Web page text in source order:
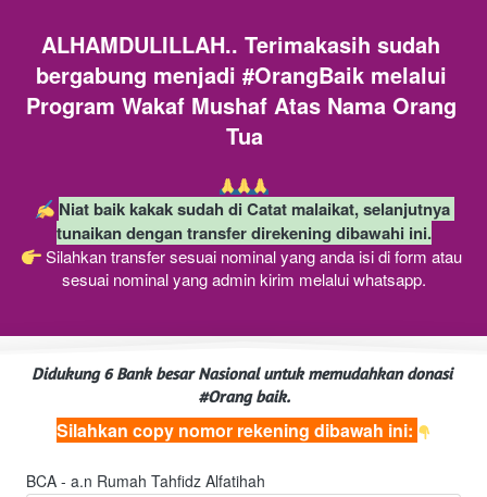
ALHAMDULILLAH.. Terimakasih sudah
bergabung menjadi #OrangBaik melalui
Program Wakaf Mushaf Atas Nama Orang
Tua
Niat baik kakak sudah di Catat malaikat, selanjutnya
tunaikan dengan transfer direkening dibawahi ini.
Silahkan transfer sesuai nominal yang anda isi di form atau
sesuai nominal yang admin kirim melalui whatsapp.
Didukung 6 Bank besar Nasional untuk memudahkan donasi
#Orang baik.
Silahkan copy nomor rekening dibawah ini:
BCA - a.n Rumah Tahfidz Alfatihah